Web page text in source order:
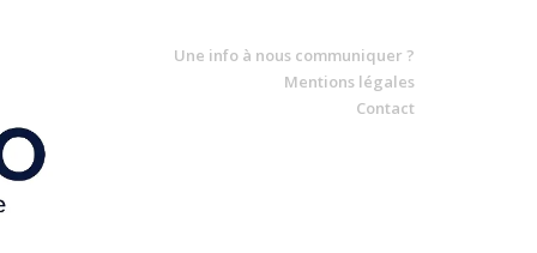
Une info à nous communiquer ?
Mentions légales
Contact